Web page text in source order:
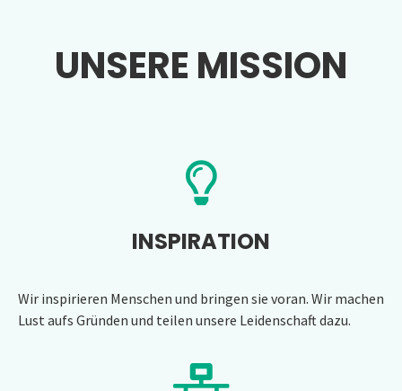
UNSERE MISSION
INSPIRATION
Wir inspirieren Menschen und bringen sie voran. Wir machen
Lust aufs Gründen und teilen unsere Leidenschaft dazu.